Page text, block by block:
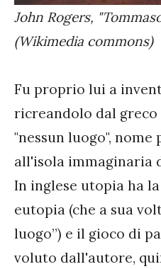
John Rogers,
(Wikimedia commons)
Fu proprio lui a
ricreandolo dal
"nessun luogo", nome
all'isola immaginaria
In inglese utopia ha
eutopia (che a sua
luogo”) e il gioco di
voluto dall'autore,